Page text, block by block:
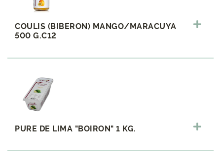
COULIS (BIBERON) MANGO/MARACUYA
500 G.C12
PURE DE LIMA "BOIRON" 1 KG.